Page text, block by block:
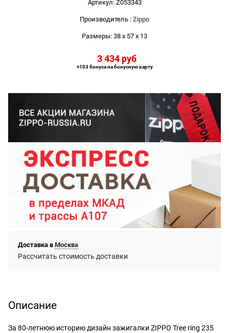
Артикул: Z053343
Производитель : Zippo
Размеры: 38 x 57 x 13
3 434 руб
+103 бонуса на бонусную карту
Доставка в Москва
Рассчитать стоимость доставки
Описание
За 80-летнюю историю дизайн зажигалки ZIPPO Tree ring 235